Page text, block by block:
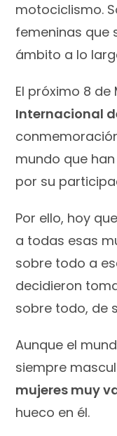
motociclismo.
femeninas que
ámbito a lo
El próximo 8
Internacional
mundo que
por su
Por ello, hoy
a todas esas
sobre todo a
decidieron
sobre todo, de
Aunque el
siempre
mujeres muy
hueco en él.